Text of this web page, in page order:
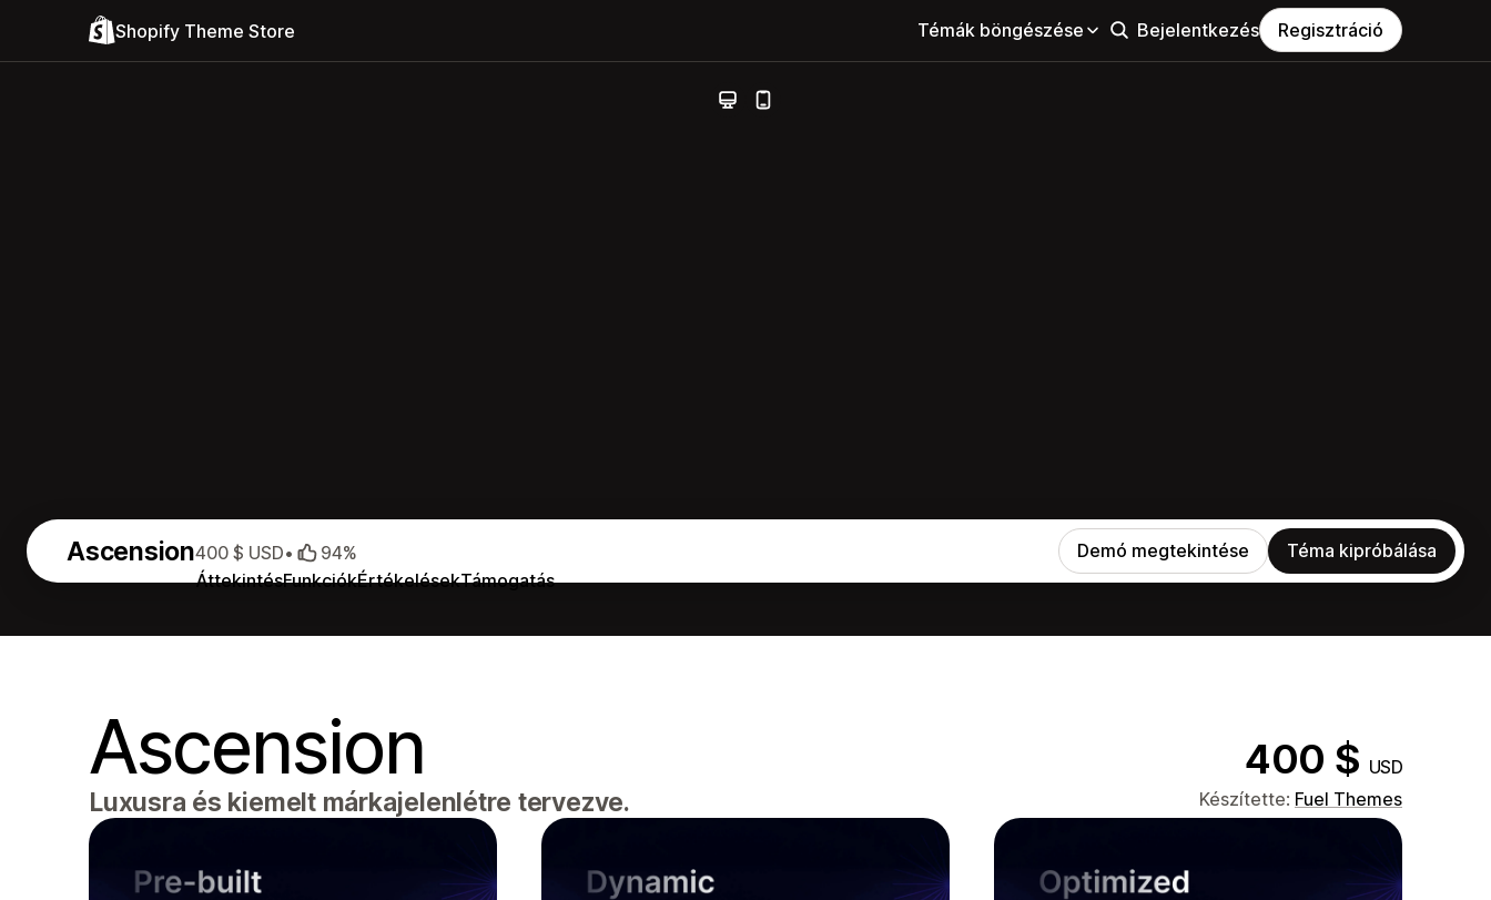
Shopify Theme Store Témák böngészése Bejelentkezés Regisztráció
Ascension
ÁttekintésFunkciókÉrtékelésekTámogatás
400 $ USD• 94% Demó megtekintése Téma kipróbálása
Ascension 400 $ USD
Luxusra és kiemelt márkajelenlétre tervezve. Készítette: Fuel Themes